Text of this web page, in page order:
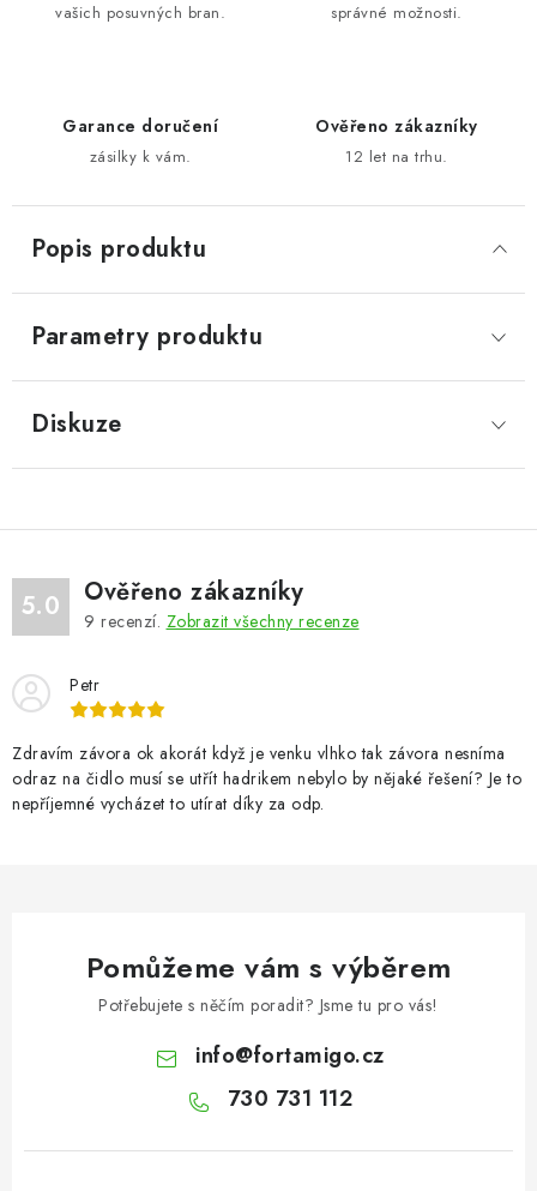
vašich posuvných bran. správné možnosti.
Garance doručení
zásilky k vám.
Ověřeno zákazníky
12 let na trhu.
Popis produktu
Parametry produktu
Diskuze
5.0 Ověřeno zákazníky
9 recenzí. Zobrazit všechny recenze
Petr
Zdravím závora ok akorát když je venku vlhko tak závora nesníma
odraz na čidlo musí se utřít hadrikem nebylo by nějaké řešení? Je to
nepříjemné vycházet to utírat díky za odp.
Pomůžeme vám s výběrem
Potřebujete s něčím poradit? Jsme tu pro vás!
info@fortamigo.cz
730 731 112